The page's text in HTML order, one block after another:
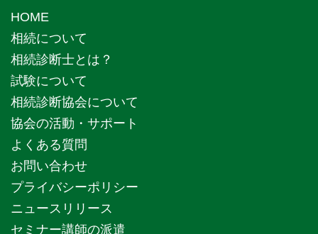
HOME
相続について
相続診断士とは？
試験について
相続診断協会について
協会の活動・サポート
よくある質問
お問い合わせ
プライバシーポリシー
ニュースリリース
セミナー講師の派遣